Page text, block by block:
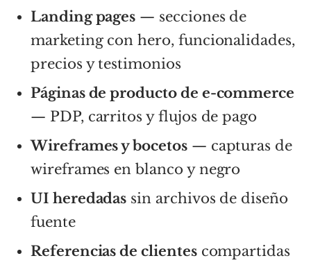
Landing pages — secciones de
marketing con hero, funcionalidades,
precios y testimonios
Páginas de producto de e-commerce
— PDP, carritos y flujos de pago
Wireframes y bocetos— capturas de
wireframes en blanco y negro
UI heredadas sin archivos de diseño
fuente
Referencias de clientescompartidas